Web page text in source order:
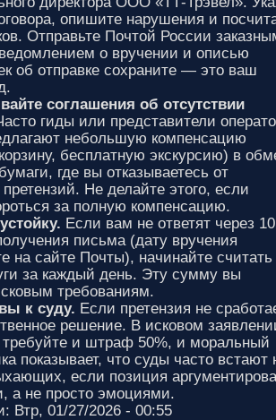
опишите нарушения и
Отправьте Почтой России
о вручении и описью
об отправке сохраните — это ваш
соглашения об отсутствии
гиды или представители
небольшую компенсацию
бесплатную экскурсию) в
где вы отказываетесь от
Не делайте этого, если
за полную компенсацию.
Если вам не ответят через 10
письма (дату вручения
на сайте Почты), начинайте считать
за каждый день. Эту сумму вы
требованиям.
к суду. Если претензия не
решение. В исковом
требуйте и штраф 50%, и моральный
показывает, что суды часто встают
если позиция
а не просто эмоциями.
Втр, 01/27/2026 - 00:55